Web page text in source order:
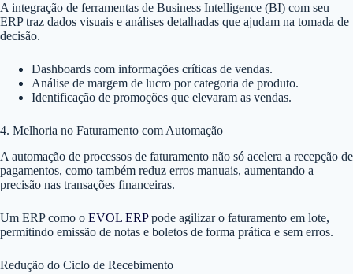
A integração de ferramentas de Business Intelligence (BI) com seu
ERP traz dados visuais e análises detalhadas que ajudam na tomada de
decisão.
Dashboards com informações críticas de vendas.
Análise de margem de lucro por categoria de produto.
Identificação de promoções que elevaram as vendas.
4. Melhoria no Faturamento com Automação
A automação de processos de faturamento não só acelera a recepção de
pagamentos, como também reduz erros manuais, aumentando a
precisão nas transações financeiras.
Um ERP como o EVOL ERPpode agilizar o faturamento em lote,
permitindo emissão de notas e boletos de forma prática e sem erros.
Redução do Ciclo de Recebimento